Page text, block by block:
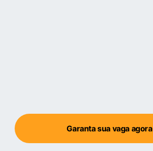
Garanta sua vaga agora